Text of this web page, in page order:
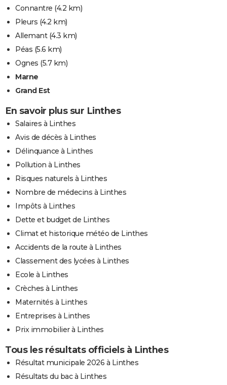
Connantre (4.2 km)
Pleurs (4.2 km)
Allemant(4.3 km)
Péas (5.6 km)
Ognes (5.7 km)
Marne
Grand Est
En savoir plus sur Linthes
Salaires à Linthes
Avis de décès à Linthes
Délinquance à Linthes
Pollution à Linthes
Risques naturels à Linthes
Nombre de médecins à Linthes
Impôts à Linthes
Dette et budget de Linthes
Climat et historique météo de Linthes
Accidents de la route à Linthes
Classement des lycées à Linthes
Ecole à Linthes
Crèches à Linthes
Maternités à Linthes
Entreprises à Linthes
Prix immobilier à Linthes
Tous les résultats officiels à Linthes
Résultat municipale 2026 à Linthes
Résultats du bac à Linthes